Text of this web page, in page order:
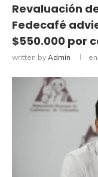
Revaluación
Fedecafé
$550.000 por
written by Admin